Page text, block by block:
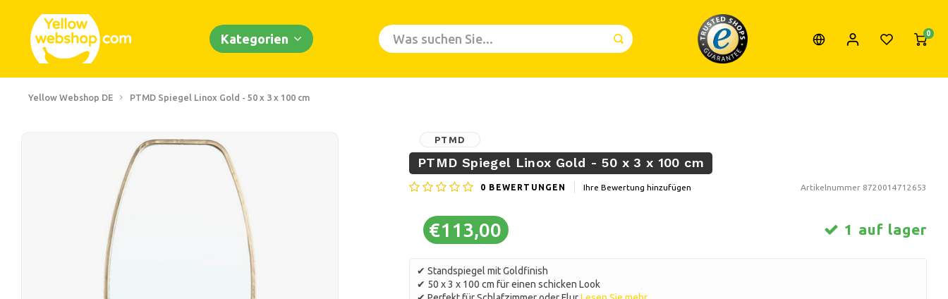
Kategorien 0
Yellow Webshop DE PTMD Spiegel Linox Gold - 50 x 3 x 100 cm
PTMD
PTMD Spiegel Linox Gold - 50 x 3 x 100 cm
0 BEWERTUNGEN Ihre Bewertung hinzufügen Artikelnummer 8720014712653
€113,00 1 auf lager
✔ Standspiegel mit Goldfinish
✔ 50 x 3 x 100 cm für einen schicken Look